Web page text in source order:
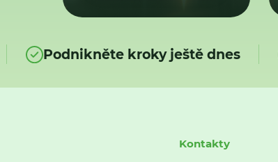
Podnikněte kroky ještě dnes
Kontakty